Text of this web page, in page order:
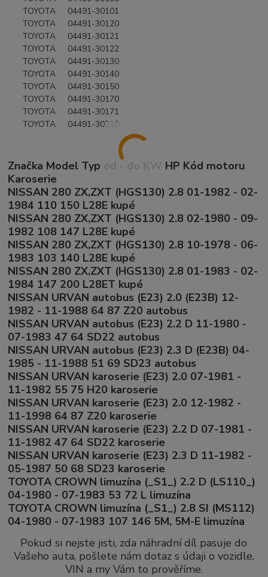
TOYOTA 04491-30101
TOYOTA 04491-30120
TOYOTA 04491-30121
TOYOTA 04491-30122
TOYOTA 04491-30130
TOYOTA 04491-30140
TOYOTA 04491-30150
TOYOTA 04491-30170
TOYOTA 04491-30171
TOYOTA 04491-30210
Značka Model Typ od - do KW HP Kód motoru
Karoserie
NISSAN 280 ZX,ZXT (HGS130) 2.8 01-1982 - 02-
1984 110 150 L28E kupé
NISSAN 280 ZX,ZXT (HGS130) 2.8 02-1980 - 09-
1982 108 147 L28E kupé
NISSAN 280 ZX,ZXT (HGS130) 2.8 10-1978 - 06-
1983 103 140 L28E kupé
NISSAN 280 ZX,ZXT (HGS130) 2.8 01-1983 - 02-
1984 147 200 L28ET kupé
NISSAN URVAN autobus (E23) 2.0 (E23B) 12-
1982 - 11-1988 64 87 Z20 autobus
NISSAN URVAN autobus (E23) 2.2 D 11-1980 -
07-1983 47 64 SD22 autobus
NISSAN URVAN autobus (E23) 2.3 D (E23B) 04-
1985 - 11-1988 51 69 SD23 autobus
NISSAN URVAN karoserie (E23) 2.0 07-1981 -
11-1982 55 75 H20 karoserie
NISSAN URVAN karoserie (E23) 2.0 12-1982 -
11-1998 64 87 Z20 karoserie
NISSAN URVAN karoserie (E23) 2.2 D 07-1981 -
11-1982 47 64 SD22 karoserie
NISSAN URVAN karoserie (E23) 2.3 D 11-1982 -
05-1987 50 68 SD23 karoserie
TOYOTA CROWN limuzína (_S1_) 2.2 D (LS110_)
04-1980 - 07-1983 53 72 L limuzína
TOYOTA CROWN limuzína (_S1_) 2.8 SI (MS112)
04-1980 - 07-1983 107 146 5M, 5M-E limuzína
Pokud si nejste jisti, zda náhradní díl pasuje do
Vašeho auta, pošlete nám dotaz s údaji o vozidle,
VIN a my Vám to prověříme.